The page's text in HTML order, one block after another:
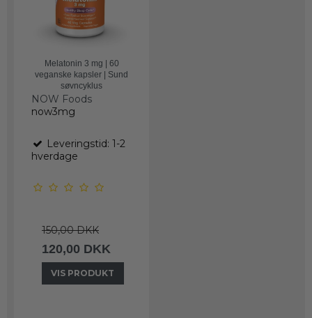
Melatonin 3 mg | 60
veganske kapsler | Sund
søvncyklus
NOW Foods
now3mg
Leveringstid: 1-2
hverdage
150,00 DKK
120,00 DKK
VIS PRODUKT